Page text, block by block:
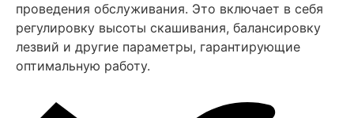
проведения обслуживания. Это включает в себя
регулировку высоты скашивания, балансировку
лезвий и другие параметры, гарантирующие
оптимальную работу.